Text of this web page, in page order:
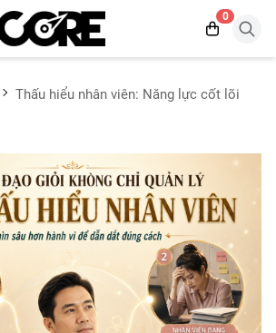
0
Thấu hiểu nhân viên: Năng lực cốt lõi